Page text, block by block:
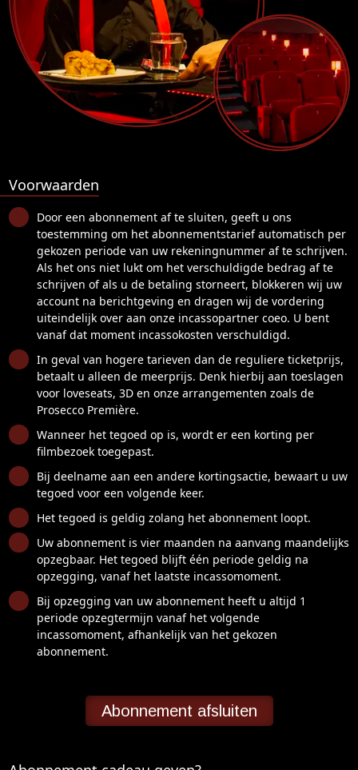
Voorwaarden
Door een abonnement af te sluiten, geeft u ons
toestemming om het abonnementstarief automatisch per
gekozen periode van uw rekeningnummer af te schrijven.
Als het ons niet lukt om het verschuldigde bedrag af te
schrijven of als u de betaling storneert, blokkeren wij uw
account na berichtgeving en dragen wij de vordering
uiteindelijk over aan onze incassopartner coeo. U bent
vanaf dat moment incassokosten verschuldigd.
In geval van hogere tarieven dan de reguliere ticketprijs,
betaalt u alleen de meerprijs. Denk hierbij aan toeslagen
voor loveseats, 3D en onze arrangementen zoals de
Prosecco Première.
Wanneer het tegoed op is, wordt er een korting per
filmbezoek toegepast.
Bij deelname aan een andere kortingsactie, bewaart u uw
tegoed voor een volgende keer.
Het tegoed is geldig zolang het abonnement loopt.
Uw abonnement is vier maanden na aanvang maandelijks
opzegbaar. Het tegoed blijft één periode geldig na
opzegging, vanaf het laatste incassomoment.
Bij opzegging van uw abonnement heeft u altijd 1
periode opzegtermijn vanaf het volgende
incassomoment, afhankelijk van het gekozen
abonnement.
Abonnement afsluiten